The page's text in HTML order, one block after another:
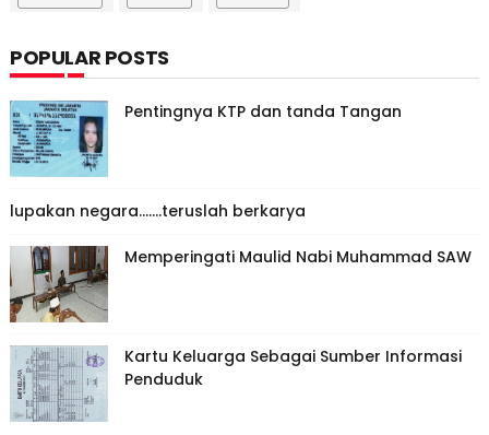
POPULAR POSTS
Pentingnya KTP dan tanda Tangan
lupakan negara.......teruslah berkarya
Memperingati Maulid Nabi Muhammad SAW
Kartu Keluarga Sebagai Sumber Informasi
Penduduk